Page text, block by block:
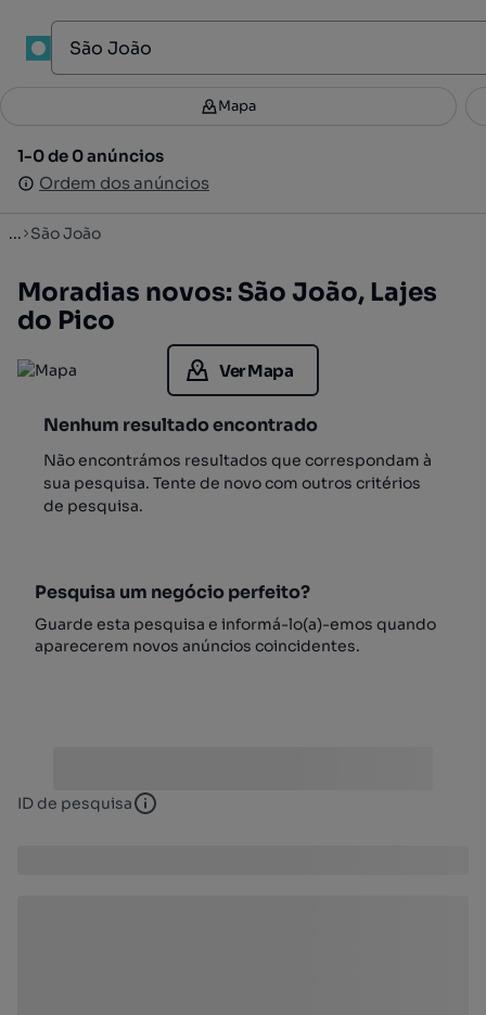
Filtros 3
1-0 de 0 anúncios
Ordem dos anúncios
Mapa
1-0 de 0 anúncios
Ordem dos anúncios
... São João
Moradias novos: São João, Lajes
do Pico
Ver Mapa
Nenhum resultado encontrado
Não encontrámos resultados que correspondam à
sua pesquisa. Tente de novo com outros critérios
de pesquisa.
Pesquisa um negócio perfeito?
Guarde esta pesquisa e informá-lo(a)-emos quando
aparecerem novos anúncios coincidentes.
ID de pesquisa ID de pesquisa